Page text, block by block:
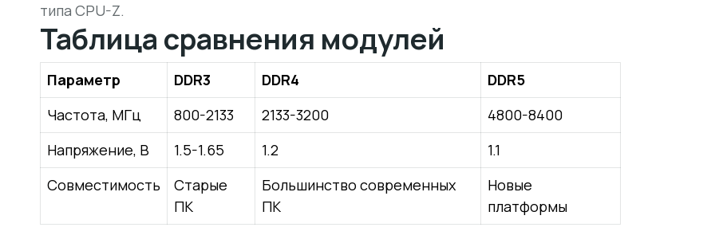
типа CPU-Z.
Таблица сравнения модулей
Параметр DDR3 DDR4
DDR5
Частота, МГц
800-2133 2133-3200
4800-8400
Напряжение, В
1.5-1.65 1.2
1.1
Совместимость
Старые
ПК
Большинство современных
ПК
Новые
платформы